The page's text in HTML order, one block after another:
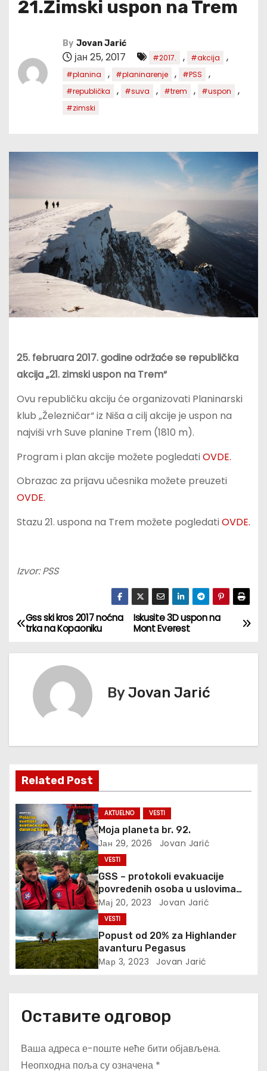
21.Zimski uspon na Trem
By Jovan Jarić
јан 25, 2017 #2017. , #akcija ,
#planina , #planinarenje , #PSS ,
#republička , #suva , #trem , #uspon ,
#zimski
25. februara 2017. godine održaće se republička
akcija „21. zimski uspon na Trem“
Ovu republičku akciju će organizovati Planinarski
klub „Železničar“ iz Niša a cilj akcije je uspon na
najviši vrh Suve planine Trem (1810 m).
Program i plan akcije možete pogledatiOVDE.
Obrazac za prijavu učesnika možete preuzeti
OVDE.
Stazu 21. uspona na Trem možete pogledatiOVDE.
Izvor: PSS
К
р
њ
е
ч
л
а
н
к
а
Iskusite 3D uspon na
Mont Everest
Gss ski kros 2017 noćna
trka na Kopaoniku
ByJovan Jarić
Related Post
AKTUELNO VESTI
Moja planeta br. 92.
Јан 29, 2026 Jovan Jarić
VESTI
GSS – protokoli evakuacije
povređenih osoba u uslovima
prirodnih katastrofa
Мај 20, 2023 Jovan Jarić
VESTI
Popust od 20% za Highlander
avanturu Pegasus
Мар 3, 2023 Jovan Jarić
Оставите одговор
Ваша адреса е-поште неће бити објављена.
Неопходна поља су означена *